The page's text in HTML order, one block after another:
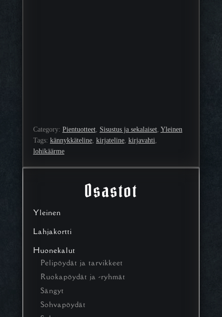
Osastot
Yleinen
Lahjakortti
Huonekalut
Pelipöydät ja tarvikkeet
Ruokapöydät ja -ryhmät
Sängyt
Sohvapöydät
Category: Pientuotteet, Sisustus ja sekalaiset, Yleinen
Tags: kännykkäteline, kirjateline, kirjavahti
lohikäärme